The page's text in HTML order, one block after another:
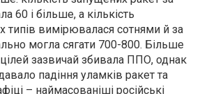
60 і більше, а кількість
типів вимірювалася сотнями й за
могла сягати 700-800. Більше
зазвичай збивала ППО, однак
падіння уламків ракет та
– наймасованіші російські